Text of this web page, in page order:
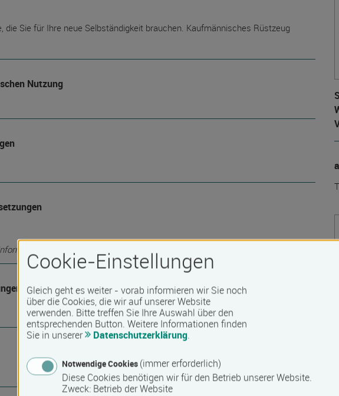
die Sie für Ihre neue Selbständigkeit brauchen. Kaufmännisches Rüstzeug
Nutzung
über die Barrierefreiheit erfragen Sie bitte beim Anbieter.
Cookie-Einstellungen
Gleich geht es weiter - vorab informieren wir Sie noch
über die Cookies, die wir auf unserer Website
verwenden. Bitte treffen Sie Ihre Auswahl über den
entsprechenden Button. Weitere Informationen finden
Sie in unserer
Datenschutzerklärung.
Notwendige Cookies (immer erforderlich)
Diese Cookies benötigen wir für den Betrieb unserer Website.
Zweck: Betrieb der Website